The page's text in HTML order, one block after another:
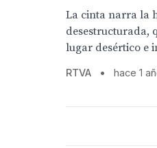
La cinta narra la
desestructurada,
lugar desértico e
RTVA • hace 1